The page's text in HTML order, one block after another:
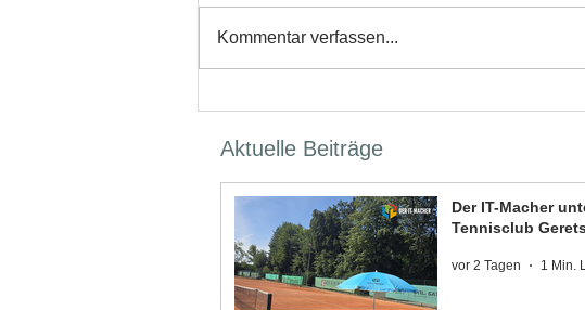
Kommentar verfassen...
Aktuelle Beiträge
Der IT-Macher
Tennisclub
vor 2 Tagen 1 Min.